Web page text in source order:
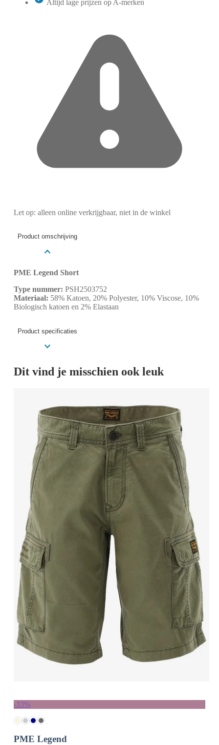
Altijd lage prijzen op A-merken
Let op: alleen online verkrijgbaar, niet in de winkel
Product omschrijving
PME Legend Short
Type nummer: PSH2503752
Materiaal: 58% Katoen, 20% Polyester, 10% Viscose, 10%
Biologisch katoen en 2% Elastaan
Product specificaties
Dit vind je misschien ook leuk
-33%
PME Legend